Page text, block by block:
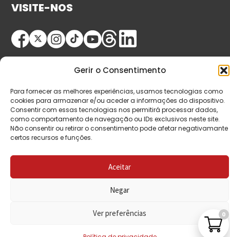
Gerir o Consentimento
Para fornecer as melhores experiências, usamos tecnologias como
cookies para armazenar e/ou aceder a informações do dispositivo.
Consentir com essas tecnologias nos permitirá processar dados,
como comportamento de navegação ou IDs exclusivos neste site.
Não consentir ou retirar o consentimento pode afetar negativamante
certos recursos e funções.
Aceitar
Negar
Ver preferências
VISITE-NOS
© Copyright 2026 Saída de Emergência. Todos os
direitos reservados.
0